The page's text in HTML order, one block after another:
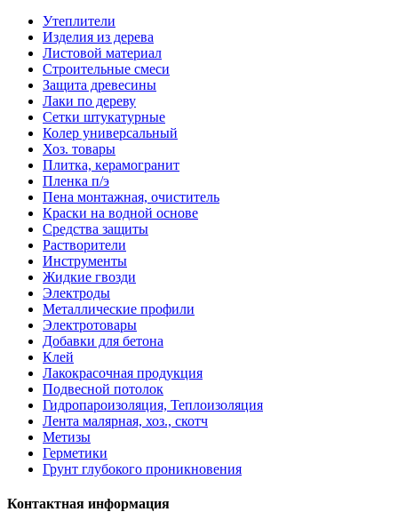
Утеплители
Изделия из дерева
Листовой материал
Строительные смеси
Защита древесины
Лаки по дереву
Сетки штукатурные
Колер универсальный
Хоз. товары
Плитка, керамогранит
Пленка п/э
Пена монтажная, очиститель
Краски на водной основе
Средства защиты
Растворители
Инструменты
Жидкие гвозди
Электроды
Металлические профили
Электротовары
Добавки для бетона
Клей
Лакокрасочная продукция
Подвесной потолок
Гидропароизоляция, Теплоизоляция
Лента малярная, хоз., скотч
Метизы
Герметики
Грунт глубокого проникновения
Контактная информация